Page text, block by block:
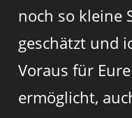
noch so kleine
geschätzt und
Voraus für
ermöglicht,